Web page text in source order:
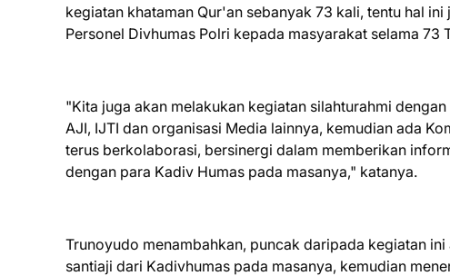
kegiatan khataman Qur'an sebanyak 73 kali, tentu hal
Personel Divhumas Polri kepada masyarakat selama 73
"Kita juga akan melakukan kegiatan silahturahmi
AJI, IJTI dan organisasi Media lainnya, kemudian ada
terus berkolaborasi, bersinergi dalam memberikan
dengan para Kadiv Humas pada masanya," katanya.
Trunoyudo menambahkan, puncak daripada kegiatan
santiaji dari Kadivhumas pada masanya, kemudian